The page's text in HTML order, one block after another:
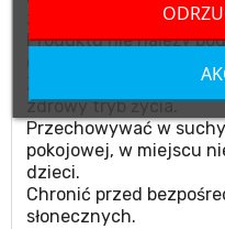
ze składników produktu.
Produktu nie należy
oraz kobietom w ciąży.
Zalecany jest
zdrowy tryb życia.
Przechowywać w
pokojowej, w miejscu
dzieci.
Chronić przed
słonecznych.